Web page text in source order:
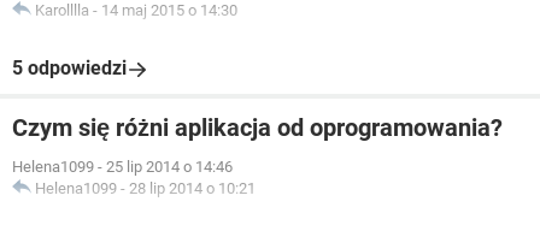
Karolllla - 14 maj 2015 o 14:30
5 odpowiedzi
Czym się różni aplikacja od oprogramowania?
Helena1099 - 25 lip 2014 o 14:46
Helena1099 - 28 lip 2014 o 10:21